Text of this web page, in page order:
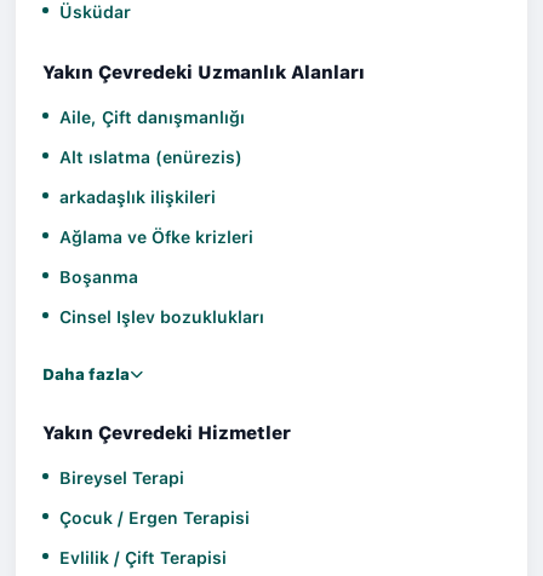
Üsküdar
Yakın Çevredeki Uzmanlık Alanları
Aile, Çift danışmanlığı
Alt ıslatma (enürezis)
arkadaşlık ilişkileri
Ağlama ve Öfke krizleri
Boşanma
Cinsel Işlev bozuklukları
Daha fazla
Yakın Çevredeki Hizmetler
Bireysel Terapi
Çocuk / Ergen Terapisi
Evlilik / Çift Terapisi